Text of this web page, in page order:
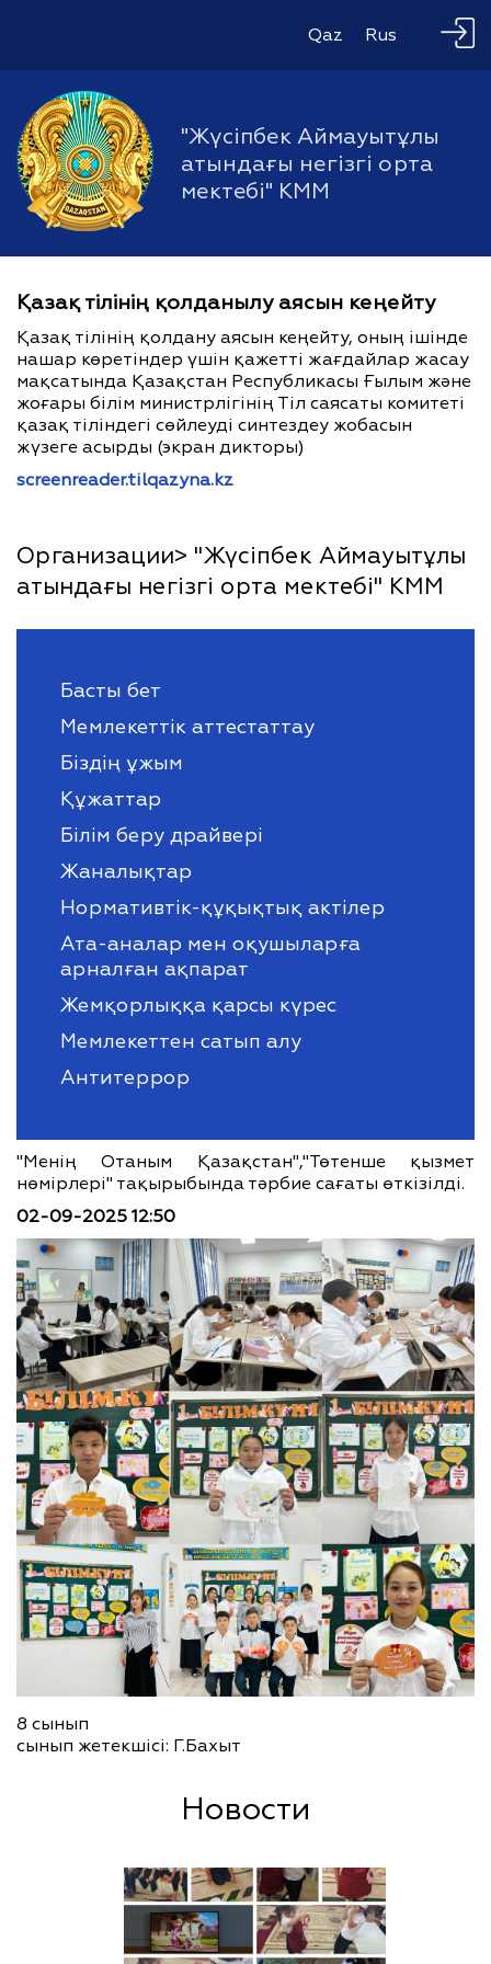
Qaz Rus
"Жүсіпбек Аймауытұлы
атындағы негізгі орта
мектебі" КММ
Қазақ тілінің қолданылу аясын кеңейту
Қазақ тілінің қолдану аясын кеңейту, оның ішінде
нашар көретіндер үшін қажетті жағдайлар жасау
мақсатында Қазақстан Республикасы Ғылым және
жоғары білім министрлігінің Тіл саясаты комитеті
қазақ тіліндегі сөйлеуді синтездеу жобасын
жүзеге асырды (экран дикторы)
screenreader.tilqazyna.kz
Организации> "Жүсіпбек Аймауытұлы
атындағы негізгі орта мектебі" КММ
Басты бет
Мемлекеттік аттестаттау
Біздің ұжым
Құжаттар
Білім беру драйвері
Жаналықтар
Нормативтік-құқықтық актілер
Ата-аналар мен оқушыларға
арналған ақпарат
Жемқорлыққа қарсы күрес
Мемлекеттен сатып алу
Антитеррор
"Менің Отаным Қазақстан","Төтенше қызмет
нөмірлері" тақырыбында тәрбие сағаты өткізілді.
02-09-2025 12:50
8 сынып
сынып жетекшісі: Г.Бахыт
Новости